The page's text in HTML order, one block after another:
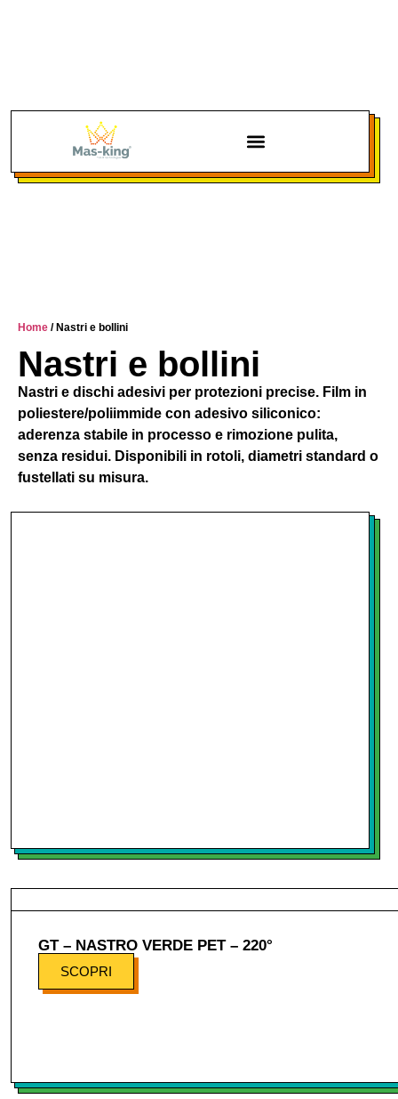
Home / Nastri e bollini
Nastri e bollini
Nastri e dischi adesivi per protezioni precise. Film in
poliestere/poliimmide con adesivo siliconico:
aderenza stabile in processo e rimozione pulita,
senza residui. Disponibili in rotoli, diametri standard o
fustellati su misura.
GT – NASTRO VERDE PET – 220°
SCOPRI